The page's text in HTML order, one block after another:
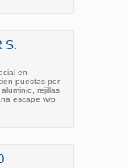
S.
en
puestas por
rejillas
escape wrp